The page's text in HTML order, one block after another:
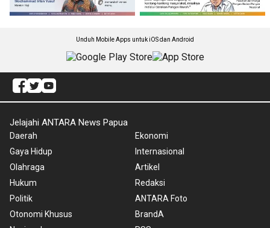
Unduh Mobile Apps untuk iOS dan Android
Jelajahi ANTARA News Papua
Daerah
Gaya Hidup
Olahraga
Hukum
Politik
Otonomi Khusus
Ekonomi
Internasional
Artikel
Redaksi
ANTARA Foto
BrandA